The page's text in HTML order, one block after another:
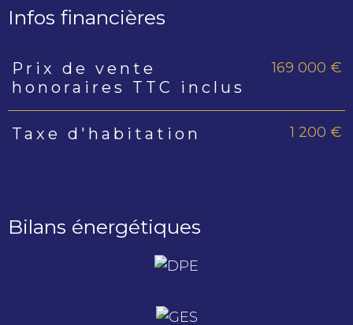
Infos financières
Caractéristiques Valeurs
Prix de vente
honoraires TTC inclus
169 000 €
Taxe d'habitation 1 200 €
Bilans énergétiques